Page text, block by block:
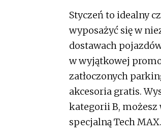
Styczeń to idealny
wyposażyć się w
dostawach
w wyjątkowej
zatłoczonych
akcesoria gratis.
kategorii B, możesz
specjalną Tech MAX.